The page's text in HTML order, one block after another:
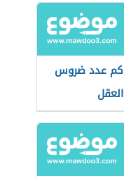
كم عدد ضروس
العقل